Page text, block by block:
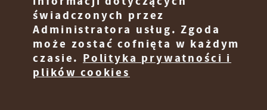
świadczonych przez
Administratora usług. Zgoda
może zostać cofnięta w każdym
czasie. Polityka prywatności i
plików cookies